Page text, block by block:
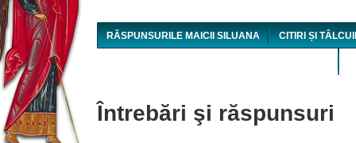
RĂSPUNSURILE MAICII SILUANA CITIRI ȘI
Întrebări şi răspunsuri